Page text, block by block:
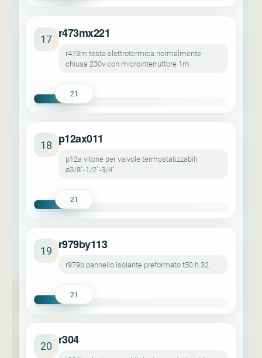
17 r473mx221
r473m testa elettrotermica normalmente
chiusa 230v con microinterruttore 1m
21
18 p12ax011
p12a vitone per valvole termostatizzabili
ø3/8"-1/2"-3/4"
21
19 r979by113
r979b pannello isolante preformato t50 h.32
21
20 r304